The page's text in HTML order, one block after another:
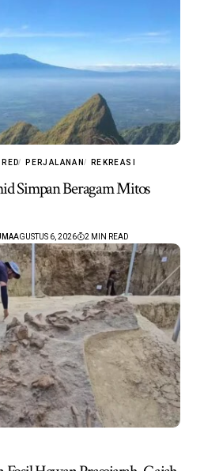
PERJALANAN REKREASI
Simpan Beragam Mitos
AGUSTUS 6, 2026 2 MIN READ